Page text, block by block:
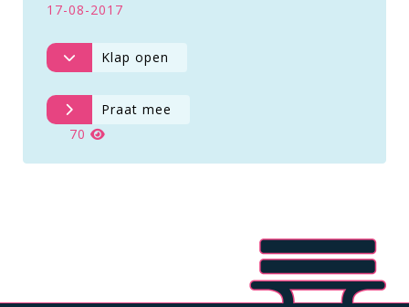
17-08-2017
Klap open
Praat mee
70